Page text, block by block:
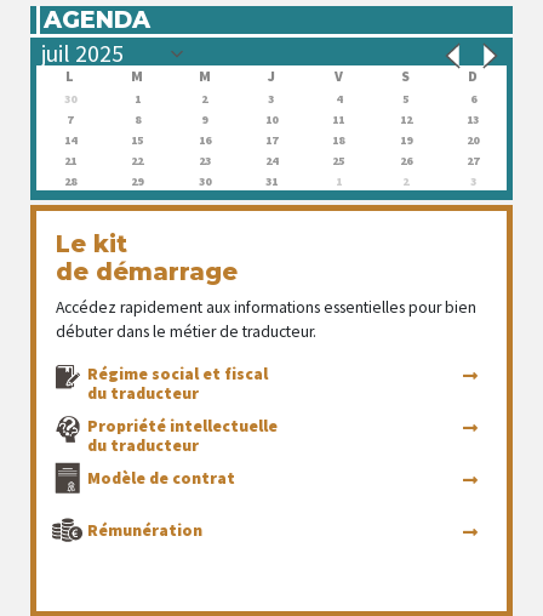
AGENDA
L M M J V S D
30 1 2 3 4 5
6
7
8 9 10 11 12
13
14
15 16 17 18 19
20
21
22 23 24 25 26
27
28
29 30 31 1 2 3
Le kit
de démarrage
Accédez rapidement aux informations essentielles pour bien
débuter dans le métier de traducteur.
Régime social et fiscal
du traducteur
Propriété intellectuelle
du traducteur
Modèle de contrat
Rémunération